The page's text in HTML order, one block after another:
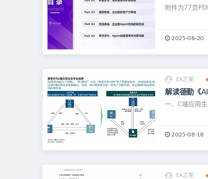
附件为77页
2025-08-20
EA之家
解读德勤《
一、C端应用
2025-08-18
EA之家